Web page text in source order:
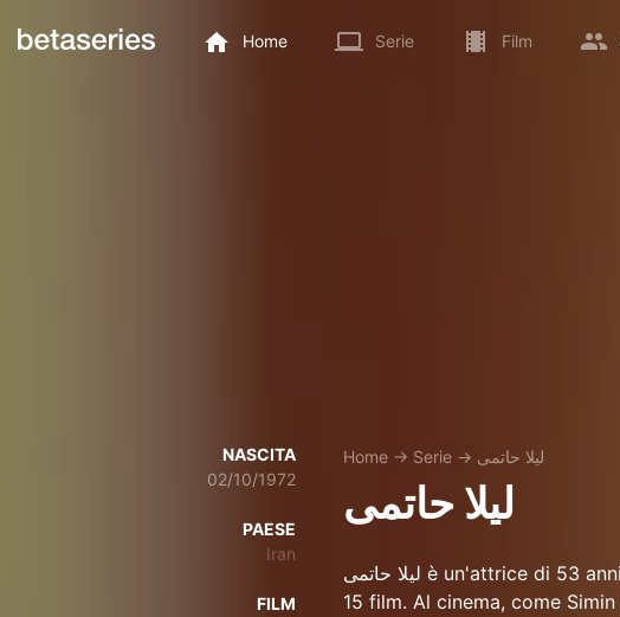
Home Serie Film
NASCITA
02/10/1972
PAESE
Iran
FILM
Home → Serie → لیلا حاتمی
لیلا حاتمی
لیلا حاتمی è un'attrice di 53 anni ( 2 octobre 1972). لیلا حاتمی è apparso in nessuna serie e